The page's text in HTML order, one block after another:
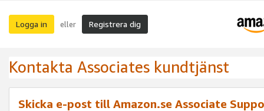
Logga in eller Registrera dig
Kontakta Associates kundtjänst
Skicka e-post till Amazon.se Associate